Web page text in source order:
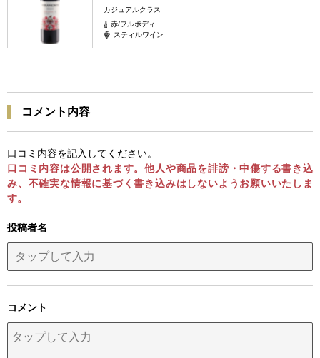
カジュアルクラス
赤/フルボディ
スティルワイン
コメント内容
口コミ内容を記入してください。
口コミ内容は公開されます。他人や商品を誹謗・中傷する書き込
み、不確実な情報に基づく書き込みはしないようお願いいたしま
す。
投稿者名
コメント